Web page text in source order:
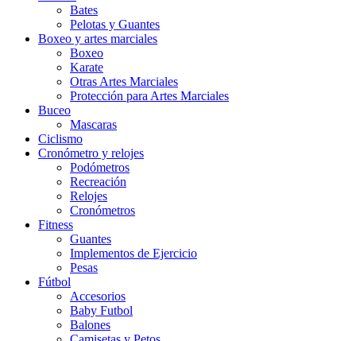
Bates
Pelotas y Guantes
Boxeo y artes marciales
Boxeo
Karate
Otras Artes Marciales
Protección para Artes Marciales
Buceo
Mascaras
Ciclismo
Cronómetro y relojes
Podómetros
Recreación
Relojes
Cronómetros
Fitness
Guantes
Implementos de Ejercicio
Pesas
Fútbol
Accesorios
Baby Futbol
Balones